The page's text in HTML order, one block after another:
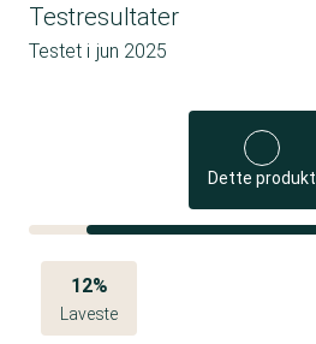
Testresultater
Testet i jun 2025
Dette produkt
12%
Laveste